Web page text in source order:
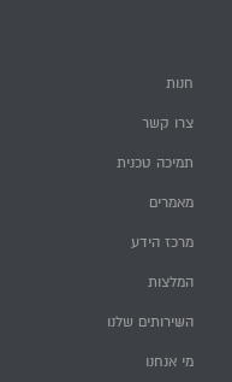
חנות
צרו קשר
תמיכה טכנית
מאמרים
מרכז הידע
המלצות
השירותים שלנו
מי אנחנו